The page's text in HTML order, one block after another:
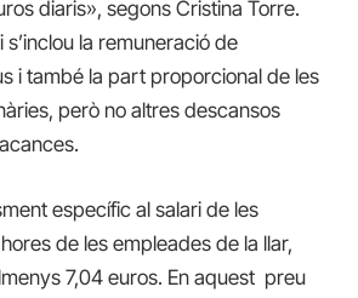
diaris», segons Cristina Torre.
la remuneració de
i també la part proporcional de les
però no altres descansos
específic al salari de les
de les empleades de la llar,
7,04 euros. En aquest preu